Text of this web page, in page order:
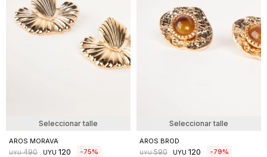
Seleccionar talle
AROS MORAVA
UYU 490 UYU 120 75
Seleccionar talle
AROS BROD
UYU 590 UYU 120 79